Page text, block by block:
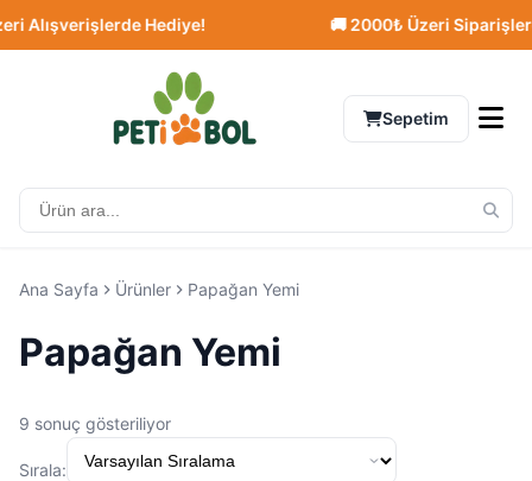
Hediye! 🚚 2000₺ Üzeri
Sepetim
Ana Sayfa Ürünler Papağan Yemi
Papağan Yemi
9 sonuç gösteriliyor
Sırala: